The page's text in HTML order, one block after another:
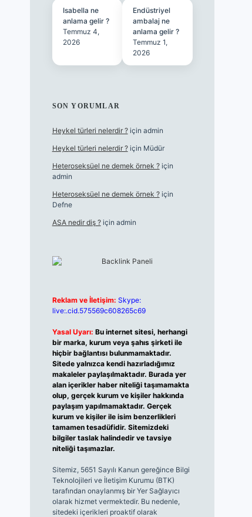
Isabella ne
anlama gelir ?
Temmuz 4,
2026
Endüstriyel
ambalaj ne
anlama gelir ?
Temmuz 1,
2026
SON YORUMLAR
Heykel türleri nelerdir ?için admin
Heykel türleri nelerdir ?için Müdür
Heteroseksüel ne demek örnek ?için
admin
Heteroseksüel ne demek örnek ?için
Defne
ASA nedir diş ?için admin
Reklam ve İletişim: Skype:
live:.cid.575569c608265c69
Yasal Uyarı: Bu internet sitesi, herhangi
bir marka, kurum veya şahıs şirketi ile
hiçbir bağlantısı bulunmamaktadır.
Sitede yalnızca kendi hazırladığımız
makaleler paylaşılmaktadır. Burada yer
alan içerikler haber niteliği taşımamakta
olup, gerçek kurum ve kişiler hakkında
paylaşım yapılmamaktadır. Gerçek
kurum ve kişiler ile isim benzerlikleri
tamamen tesadüfidir. Sitemizdeki
bilgiler taslak halindedir ve tavsiye
niteliği taşımazlar.
Sitemiz, 5651 Sayılı Kanun gereğince Bilgi
Teknolojileri ve İletişim Kurumu (BTK)
tarafından onaylanmış bir Yer Sağlayıcı
olarak hizmet vermektedir. Bu nedenle,
sitedeki içerikleri proaktif olarak